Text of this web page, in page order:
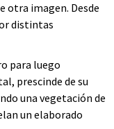
otra imagen. Desde
distintas
para luego
prescinde de su
una vegetación de
un elaborado